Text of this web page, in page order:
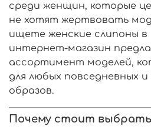
среди женщин, которые
не хотят жертвовать
ищете женские слипоны
интернет-магазин
ассортимент моделей,
для любых повседневных и
образов.
Почему стоит